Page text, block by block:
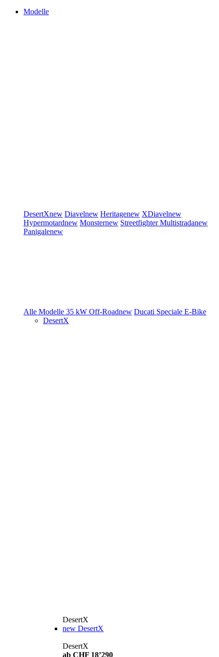
Modelle
DesertXnew Diavelnew Heritagenew XDiavelnew
Hypermotardnew Monsternew StreetfighterMultistradanew
Panigalenew
Alle Modelle 35 kW Off-Roadnew Ducati Speciale E-Bike
DesertX
DesertX
new DesertX
DesertX
ab CHF 18’290